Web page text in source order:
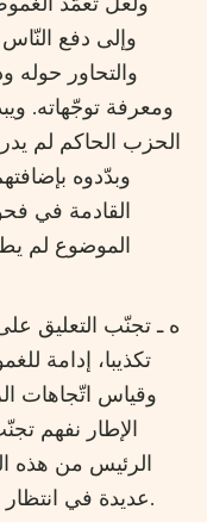
ولعلّ تعمّد
وإلى دفع
والتحاور حوله
ومعرفة توجّهاته.
الحزب الحاكم لم
وبدّدوه
القادمة في
الموضوع لم
ه ـ تجنّب التعليق
تكذيبا، إدامة
وقياس اتّجاهات
الإطار نفهم
الرئيس من هذه
عديدة في انتظار توضّح الصورة ومعرفة مسار الأمور.